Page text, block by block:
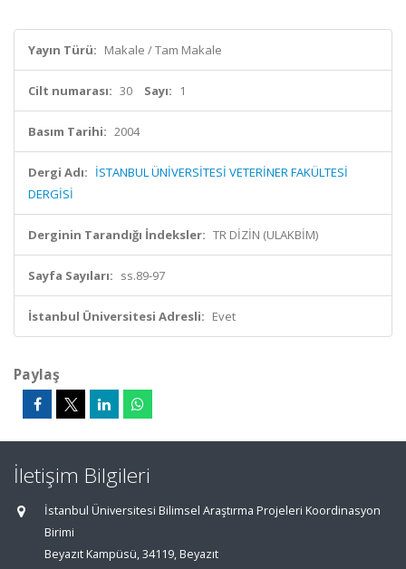
Yayın Türü: Makale / Tam Makale
Cilt numarası: 30 Sayı: 1
Basım Tarihi: 2004
Dergi Adı: İSTANBUL ÜNİVERSİTESİ VETERİNER FAKÜLTESİ
DERGİSİ
Derginin Tarandığı İndeksler: TR DİZİN (ULAKBİM)
Sayfa Sayıları: ss.89-97
İstanbul Üniversitesi Adresli: Evet
Paylaş
İletişim Bilgileri
İstanbul Üniversitesi Bilimsel Araştırma Projeleri Koordinasyon
Birimi
Beyazıt Kampüsü, 34119, Beyazıt